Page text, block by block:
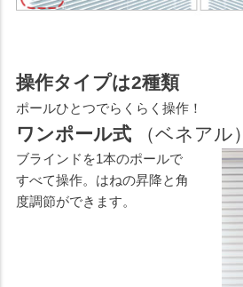
操作タイプは2種類
ポールひとつでらくらく操作！
ワンポール式 （ベネアル）
ブラインドを1本のポールで
すべて操作。はねの昇降と角
度調節ができます。